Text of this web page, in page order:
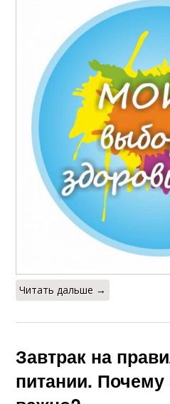
Читать дальше →
Завтрак на
питании.